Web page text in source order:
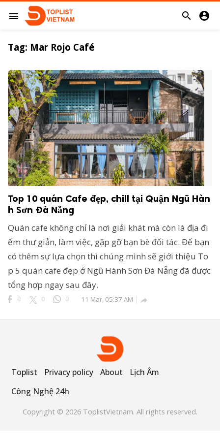
menu  
Nghệ 24h
Tag: Mar Rojo Café
Top 10 quán Cafe đẹp, chill tại Quận Ngũ Hàn
h Sơn Đà Nẵng
Quán cafe không chỉ là nơi giải khát mà còn là địa đi
ểm thư giản, làm việc, gặp gỡ bạn bè đối tác. Để bạn
có thêm sự lựa chọn thì chúng mình sẽ giới thiệu To
p 5 quán cafe đẹp ở Ngũ Hành Sơn Đà Nẵng đã được
tổng hợp ngay sau đây.
0 0 0 11 Mar, 05:37 AM 
Toplist Privacy policy About
Lịch Âm
Công Nghệ 24h
Copyright © 2026 ToplistVietnam. All rights reserved.